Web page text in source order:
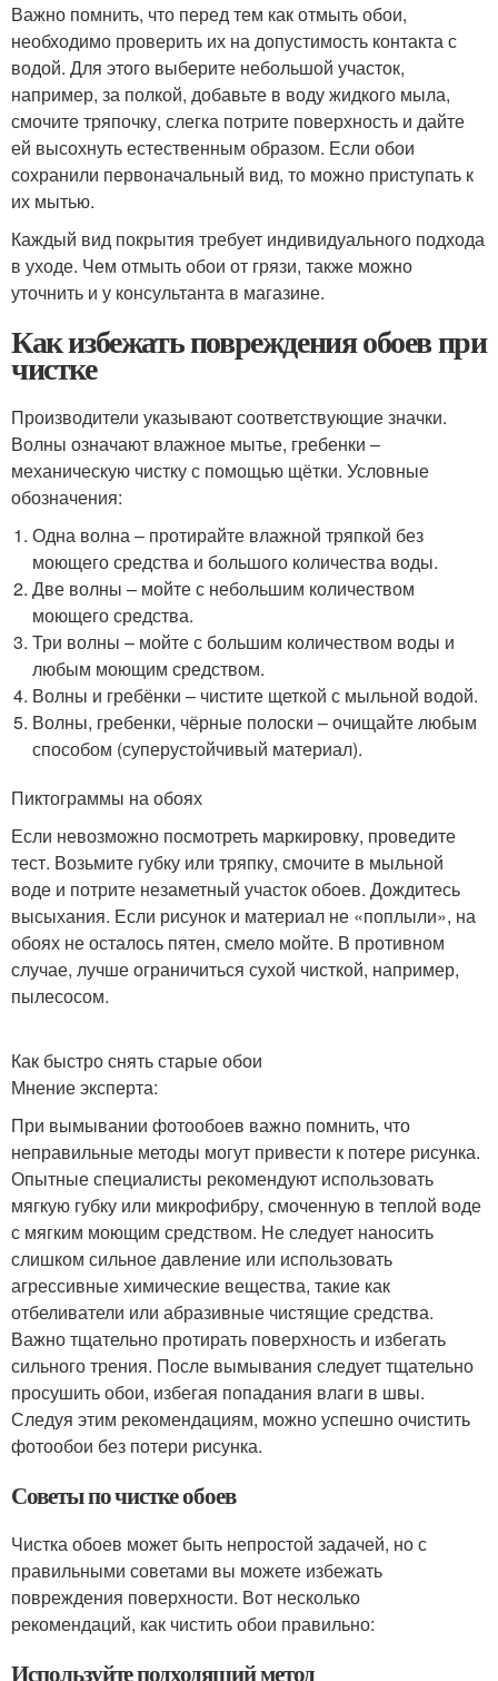
Важно помнить, что перед тем как отмыть обои,
необходимо проверить их на допустимость контакта с
водой. Для этого выберите небольшой участок,
например, за полкой, добавьте в воду жидкого мыла,
смочите тряпочку, слегка потрите поверхность и дайте
ей высохнуть естественным образом. Если обои
сохранили первоначальный вид, то можно приступать к
их мытью.
Каждый вид покрытия требует индивидуального подхода
в уходе. Чем отмыть обои от грязи, также можно
уточнить и у консультанта в магазине.
Как избежать повреждения обоев при
чистке
Производители указывают соответствующие значки.
Волны означают влажное мытье, гребенки –
механическую чистку с помощью щётки. Условные
обозначения:
Одна волна – протирайте влажной тряпкой без
моющего средства и большого количества воды.
Две волны – мойте с небольшим количеством
моющего средства.
Три волны – мойте с большим количеством воды и
любым моющим средством.
Волны и гребёнки – чистите щеткой с мыльной водой.
Волны, гребенки, чёрные полоски – очищайте любым
способом (суперустойчивый материал).
Пиктограммы на обоях
Если невозможно посмотреть маркировку, проведите
тест. Возьмите губку или тряпку, смочите в мыльной
воде и потрите незаметный участок обоев. Дождитесь
высыхания. Если рисунок и материал не «поплыли», на
обоях не осталось пятен, смело мойте. В противном
случае, лучше ограничиться сухой чисткой, например,
пылесосом.
Как быстро снять старые обои
Мнение эксперта:
При вымывании фотообоев важно помнить, что
неправильные методы могут привести к потере рисунка.
Опытные специалисты рекомендуют использовать
мягкую губку или микрофибру, смоченную в теплой воде
с мягким моющим средством. Не следует наносить
слишком сильное давление или использовать
агрессивные химические вещества, такие как
отбеливатели или абразивные чистящие средства.
Важно тщательно протирать поверхность и избегать
сильного трения. После вымывания следует тщательно
просушить обои, избегая попадания влаги в швы.
Следуя этим рекомендациям, можно успешно очистить
фотообои без потери рисунка.
Советы по чистке обоев
Чистка обоев может быть непростой задачей, но с
правильными советами вы можете избежать
повреждения поверхности. Вот несколько
рекомендаций, как чистить обои правильно:
Используйте подходящий метод